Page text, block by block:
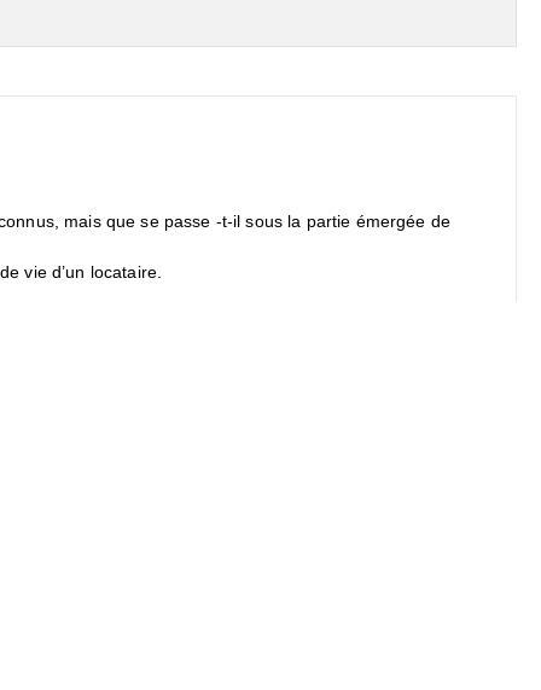
mais que se passe -t-il sous la partie émergée de
vie d’un locataire.